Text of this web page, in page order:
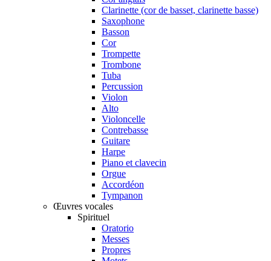
Clarinette (cor de basset, clarinette basse)
Saxophone
Basson
Cor
Trompette
Trombone
Tuba
Percussion
Violon
Alto
Violoncelle
Contrebasse
Guitare
Harpe
Piano et clavecin
Orgue
Accordéon
Tympanon
Œuvres vocales
Spirituel
Oratorio
Messes
Propres